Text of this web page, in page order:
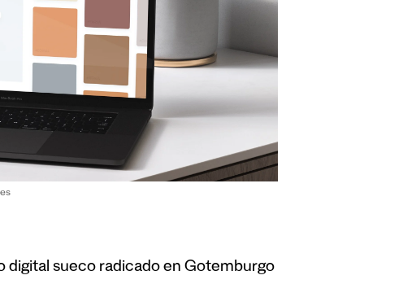
digital sueco radicado en Gotemburgo